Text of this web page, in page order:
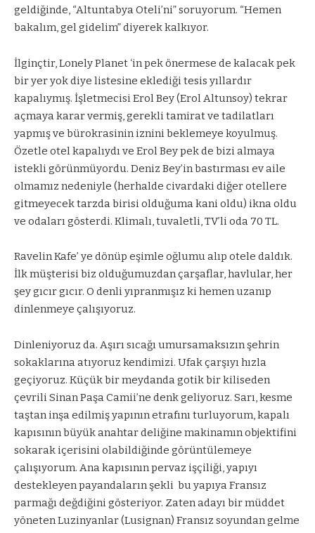
geldiğinde, “Altuntabya Oteli’ni” soruyorum. “Hemen
bakalım, gel gidelim” diyerek kalkıyor.
İlginçtir, Lonely Planet ‘in pek önermese de kalacak pek
bir yer yok diye listesine eklediği tesis yıllardır
kapalıymış. İşletmecisi Erol Bey (Erol Altunsoy) tekrar
açmaya karar vermiş, gerekli tamirat ve tadilatları
yapmış ve bürokrasinin iznini beklemeye koyulmuş.
Özetle otel kapalıydı ve Erol Bey pek de bizi almaya
istekli görünmüyordu. Deniz Bey’in bastırması ev aile
olmamız nedeniyle (herhalde civardaki diğer otellere
gitmeyecek tarzda birisi olduğuma kani oldu) ikna oldu
ve odaları gösterdi. Klimalı, tuvaletli, TV’li oda 70 TL.
Ravelin Kafe’ ye dönüp eşimle oğlumu alıp otele daldık.
İlk müşterisi biz olduğumuzdan çarşaflar, havlular, her
şey gıcır gıcır. O denli yıpranmışız ki hemen uzanıp
dinlenmeye çalışıyoruz.
Dinleniyoruz da. Aşırı sıcağı umursamaksızın şehrin
sokaklarına atıyoruz kendimizi. Ufak çarşıyı hızla
geçiyoruz. Küçük bir meydanda gotik bir kiliseden
çevrili Sinan Paşa Camii’ne denk geliyoruz. Sarı, kesme
taştan inşa edilmiş yapının etrafını turluyorum, kapalı
kapısının büyük anahtar deliğine makinamın objektifini
sokarak içerisini olabildiğinde görüntülemeye
çalışıyorum. Ana kapısının pervaz işçiliği, yapıyı
destekleyen payandaların şekli bu yapıya Fransız
parmağı değdiğini gösteriyor. Zaten adayı bir müddet
yöneten Luzinyanlar (Lusignan) Fransız soyundan gelme